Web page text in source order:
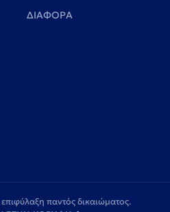
ΔΙΑΦΟΡΑ
παντός δικαιώματος.